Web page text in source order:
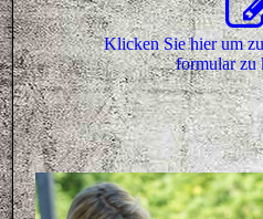
Klicken Sie hier um
for­mu­lar zu